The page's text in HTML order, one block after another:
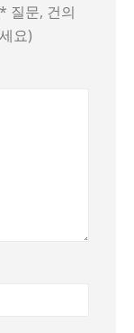
질문, 건의
요)